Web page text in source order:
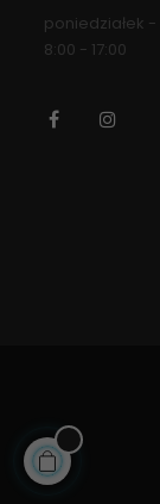
poniedziałek
8:00 - 17:00
Facebook